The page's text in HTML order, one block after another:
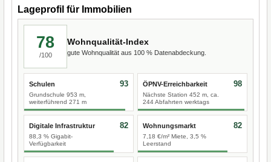
Lageprofil für Immobilien
78
/100
Wohnqualität-Index
gute Wohnqualität aus 100 % Datenabdeckung.
Schulen
Grundschule 953 m,
weiterführend 271 m
93 ÖPNV-Erreichbarkeit
Nächste Station 452 m, ca.
244 Abfahrten werktags
98
Digitale Infrastruktur
88,3 % Gigabit-
Verfügbarkeit
82 Wohnungsmarkt
7,18 €/m² Miete, 3,5 %
Leerstand
82